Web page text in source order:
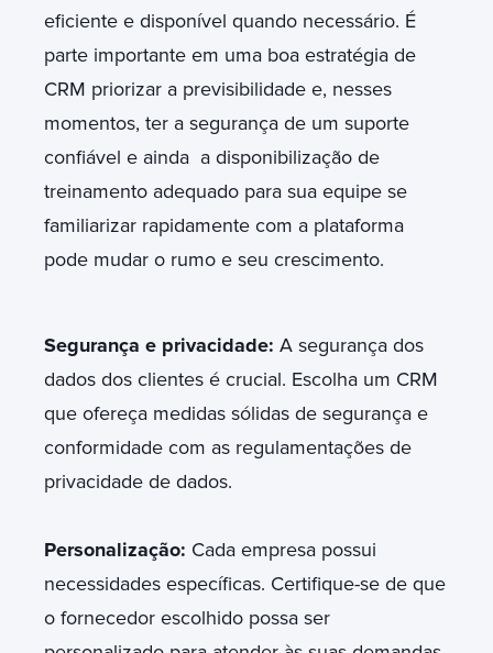
eficiente e disponível quando necessário. É
parte importante em uma boa estratégia de
CRM priorizar a previsibilidade e, nesses
momentos, ter a segurança de um suporte
confiável e ainda a disponibilização de
treinamento adequado para sua equipe se
familiarizar rapidamente com a plataforma
pode mudar o rumo e seu crescimento.
Segurança e privacidade: A segurança dos
dados dos clientes é crucial. Escolha um CRM
que ofereça medidas sólidas de segurança e
conformidade com as regulamentações de
privacidade de dados.
Personalização: Cada empresa possui
necessidades específicas. Certifique-se de que
o fornecedor escolhido possa ser